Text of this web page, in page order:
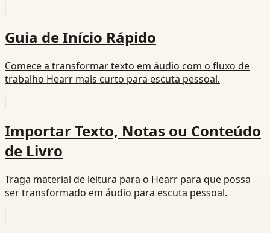
Guia de Início Rápido
Comece a transformar texto em áudio com o fluxo de
trabalho Hearr mais curto para escuta pessoal.
Importar Texto, Notas ou Conteúdo
de Livro
Traga material de leitura para o Hearr para que possa
ser transformado em áudio para escuta pessoal.